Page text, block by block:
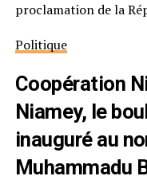
proclamation de la
Politique
Coopération
Niamey, le
inauguré au
Muhammadu